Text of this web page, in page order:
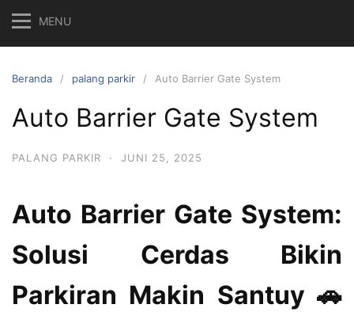
MENU
Beranda palang parkir Auto Barrier Gate System
Auto Barrier Gate System
PALANG PARKIR · JUNI 25, 2025
Auto Barrier Gate System:
Solusi Cerdas Bikin
Parkiran Makin Santuy 🚗